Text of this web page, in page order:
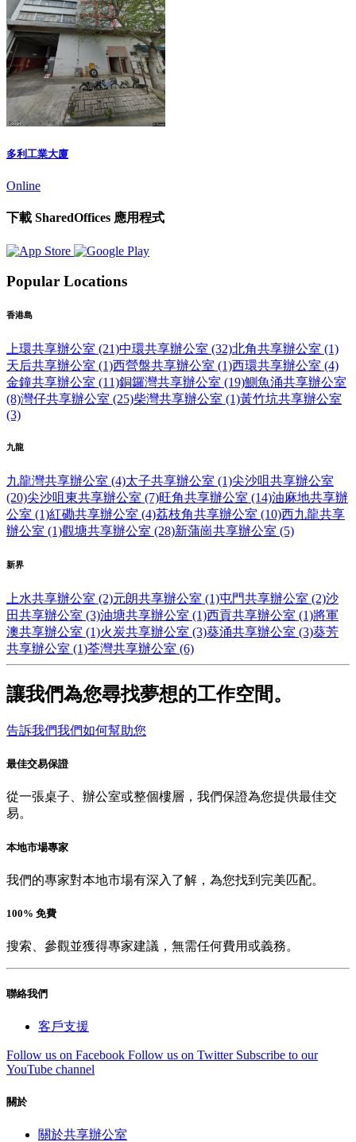
多利工業大廈
Online
下載 SharedOffices 應用程式
Popular Locations
香港島
上環共享辦公室 (21)中環共享辦公室 (32)北角共享辦公室 (1)
天后共享辦公室 (1)西營盤共享辦公室 (1)西環共享辦公室 (4)
金鐘共享辦公室 (11)銅鑼灣共享辦公室 (19)鰂魚涌共享辦公室
(8)灣仔共享辦公室 (25)柴灣共享辦公室 (1)黃竹坑共享辦公室
(3)
九龍
九龍灣共享辦公室 (4)太子共享辦公室 (1)尖沙咀共享辦公室
(20)尖沙咀東共享辦公室 (7)旺角共享辦公室 (14)油麻地共享辦
公室 (1)紅磡共享辦公室 (4)荔枝角共享辦公室 (10)西九龍共享
辦公室 (1)觀塘共享辦公室 (28)新蒲崗共享辦公室 (5)
新界
上水共享辦公室 (2)元朗共享辦公室 (1)屯門共享辦公室 (2)沙
田共享辦公室 (3)油塘共享辦公室 (1)西貢共享辦公室 (1)將軍
澳共享辦公室 (1)火炭共享辦公室 (3)葵涌共享辦公室 (3)葵芳
共享辦公室 (1)荃灣共享辦公室 (6)
讓我們為您尋找夢想的工作空間。
告訴我們我們如何幫助您
最佳交易保證
從一張桌子、辦公室或整個樓層，我們保證為您提供最佳交
易。
本地市場專家
我們的專家對本地市場有深入了解，為您找到完美匹配。
100% 免費
搜索、參觀並獲得專家建議，無需任何費用或義務。
聯絡我們
客戶支援
Follow us on Facebook Follow us on Twitter Subscribe to our
YouTube channel
關於
關於共享辦公室